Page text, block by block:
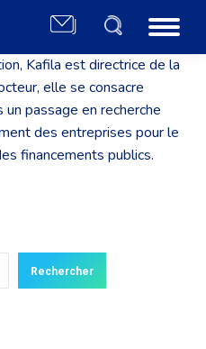
Kafila est directrice de la
elle se consacre
passage en recherche
des entreprises pour le
financements publics.
Rechercher